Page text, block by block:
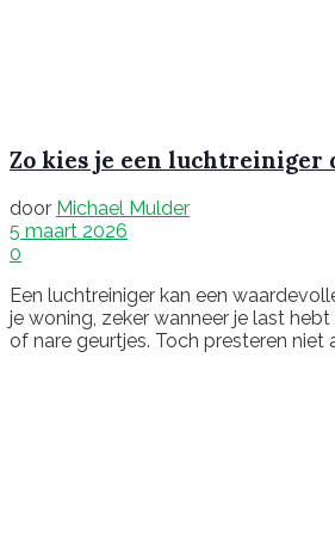
Zo kies je een luchtreiniger
door Michael Mulder
5 maart 2026
0
Een luchtreiniger kan een
je woning, zeker wanneer je last
of nare geurtjes. Toch presteren niet